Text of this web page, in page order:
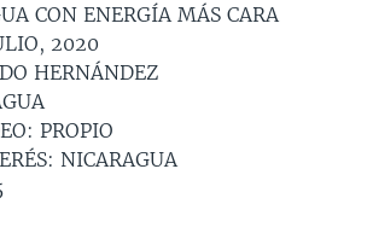
CON ENERGÍA MÁS CARA
2020
HERNÁNDEZ
PROPIO
NICARAGUA